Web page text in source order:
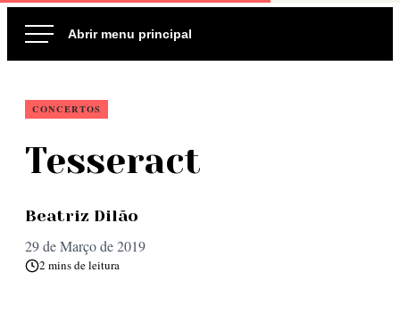
para
o
CONCERTOS
Tesseract
Beatriz Dilão
29 de Março de 2019
2 mins de leitura